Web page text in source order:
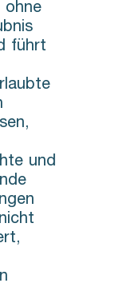
ohne
führt
und